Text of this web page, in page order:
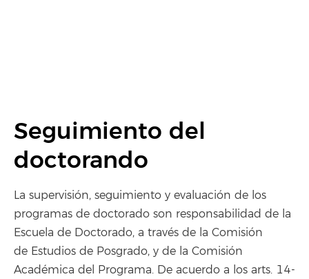
Seguimiento del
doctorando
La supervisión, seguimiento y evaluación de los
programas de doctorado son responsabilidad de la
Escuela de Doctorado, a través de la Comisión
de Estudios de Posgrado, y de la Comisión
Académica del Programa. De acuerdo a los arts. 14-